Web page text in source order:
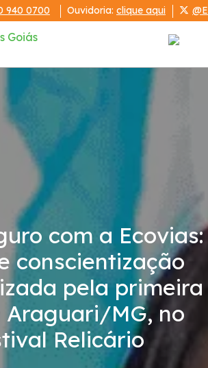
940 0700 Ouvidoria: clique aqui
Financeiras
com a Ecovias:
conscientização
pela primeira
Araguari/MG, no
Relicário